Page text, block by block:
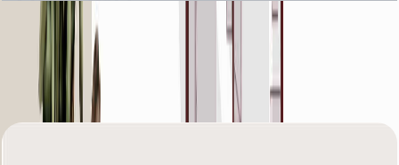
The Old Town Reehan 8, Fourth Floor, 2 BR,
Unit 10, 1259 SQFT
باز کردن چیدمان